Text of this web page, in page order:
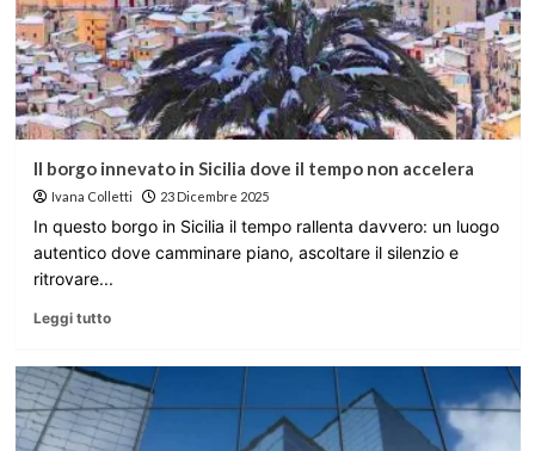
Il borgo innevato in Sicilia dove il tempo non accelera
Ivana Colletti 23 Dicembre 2025
In questo borgo in Sicilia il tempo rallenta davvero: un luogo
autentico dove camminare piano, ascoltare il silenzio e
ritrovare...
Leggi tutto